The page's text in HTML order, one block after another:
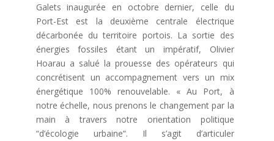
Galets inaugurée en octobre dernier, celle du
Port-Est est la deuxième centrale électrique
décarbonée du territoire portois. La sortie des
énergies fossiles étant un impératif, Olivier
Hoarau a salué la prouesse des opérateurs qui
concrétisent un accompagnement vers un mix
énergétique 100% renouvelable. « Au Port, à
notre échelle, nous prenons le changement par la
main à travers notre orientation politique
“d’écologie urbaine“. Il s’agit d’articuler